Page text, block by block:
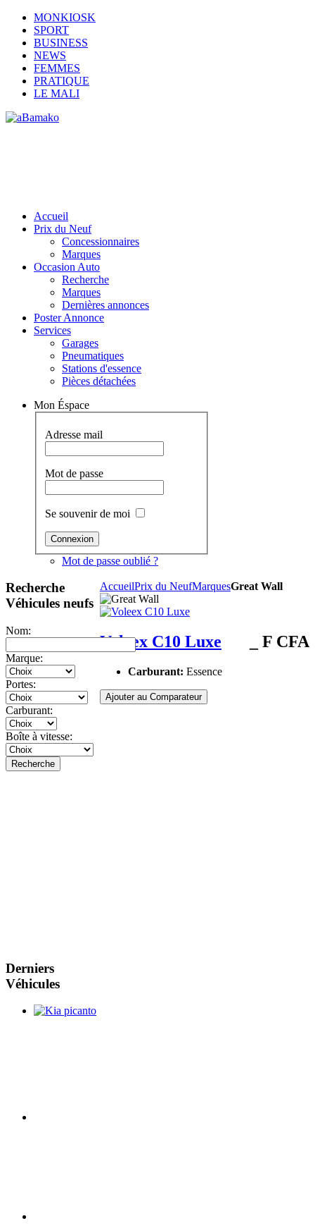
MONKIOSK
SPORT
BUSINESS
NEWS
FEMMES
PRATIQUE
LE MALI
Accueil
Prix du Neuf
Concessionnaires
Marques
Occasion Auto
Recherche
Marques
Dernières annonces
Poster Annonce
Services
Garages
Pneumatiques
Stations d'essence
Pièces détachées
Mon Éspace
Adresse mail
Mot de passe
Se souvenir de moi
Mot de passe oublié ?
AccueilPrix du NeufMarquesGreat Wall
Voleex C10 Luxe _ F CFA
Carburant: Essence
Ajouter au Comparateur
Recherche
Véhicules neufs
Nom:
Marque:
Portes:
Carburant:
Boîte à vitesse:
Recherche
Derniers
Véhicules